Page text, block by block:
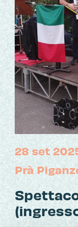
28 set
Prà